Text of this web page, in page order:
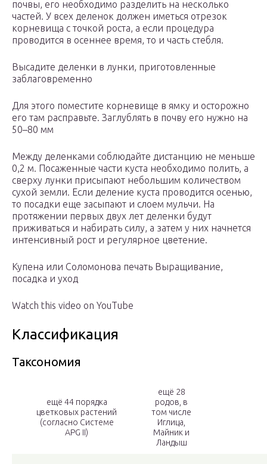
почвы, его необходимо разделить на несколько
частей. У всех деленок должен иметься отрезок
корневища с точкой роста, а если процедура
проводится в осеннее время, то и часть стебля.
Высадите деленки в лунки, приготовленные
заблаговременно
Для этого поместите корневище в ямку и осторожно
его там расправьте. Заглублять в почву его нужно на
50–80 мм
Между деленками соблюдайте дистанцию не меньше
0,2 м. Посаженные части куста необходимо полить, а
сверху лунки присыпают небольшим количеством
сухой земли. Если деление куста проводится осенью,
то посадки еще засыпают и слоем мульчи. На
протяжении первых двух лет деленки будут
приживаться и набирать силу, а затем у них начнется
интенсивный рост и регулярное цветение.
Купена или Соломонова печать Выращивание,
посадка и уход
Watch this video on YouTube
Классификация
Таксономия
ещё 44 порядка
цветковых растений
(согласно Системе
APG II)
ещё 28
родов, в
том числе
Иглица,
Майник и
Ландыш